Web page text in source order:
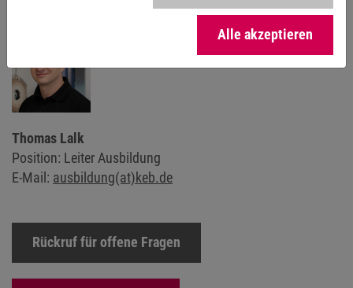
Thomas Lalk
Position: Leiter Ausbildung
E-Mail: ausbildung(at)keb.de
Rückruf für offene Fragen
Alle akzeptieren